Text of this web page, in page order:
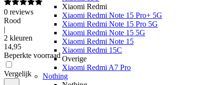
Xiaomi Redmi
Xiaomi Redmi Note 15 Pro+ 5G
Xiaomi Redmi Note 15 Pro 5G
Xiaomi Redmi Note 15 5G
Xiaomi Redmi Note 15
Xiaomi Redmi 15C
Overige
Xiaomi Redmi A7 Pro
Nothing
0 reviews
Rood
|
2 kleuren
14,95
Beperkte voorraad
Vergelijk